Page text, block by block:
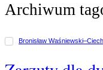
Archiwum
Bronisław